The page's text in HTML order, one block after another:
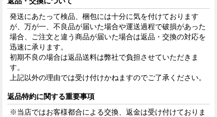
発送にあたって検品、梱包には十分に気を付けております
が、万が一、不良品が届いた場合や運送過程で破損があった
場合、ご注文と違う商品が届いた場合は返品・交換の対応を
迅速に承ります。
初期不良の場合は返品送料は弊社で負担させていただきま
す。
上記以外の理由では受け付けかねますのでご了承ください。
返品特約に関する重要事項
※当店ではお客様都合による交換、返金は受け付けておりま